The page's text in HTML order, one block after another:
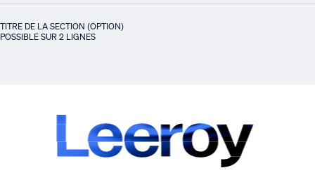
TITRE DE LA SECTION (OPTION)
POSSIBLE SUR 2 LIGNES